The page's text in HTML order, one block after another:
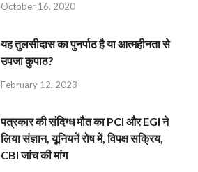
October 16, 2020
यह तुलसीदास का पुनर्पाठ है या आत्महीनता से
उपजा कुपाठ?
February 12, 2023
पत्रकार की संदिग्ध मौत का PCI और EGI ने
लिया संज्ञान, यूनियनें रोष में, विपक्ष सक्रिय,
CBI जांच की मांग